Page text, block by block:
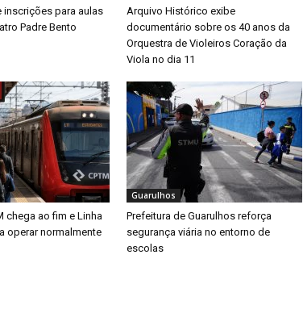
inscrições para aulas
Padre Bento
Arquivo Histórico exibe
documentário sobre os 40 anos da
Orquestra de Violeiros Coração da
Viola no dia 11
chega ao fim e Linha
operar normalmente
Guarulhos
Prefeitura de Guarulhos reforça
segurança viária no entorno de
escolas